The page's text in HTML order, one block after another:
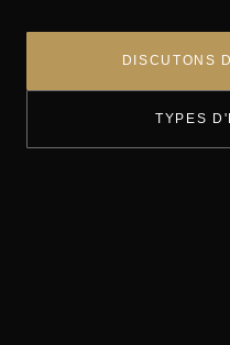
DISCUTONS
TYPES